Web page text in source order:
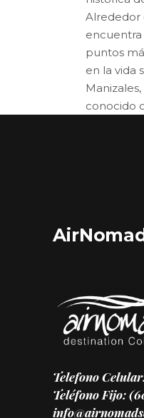
Alrededor
puntos
en la vida
conocido
Telefono Celular:
Teléfono Fijo: